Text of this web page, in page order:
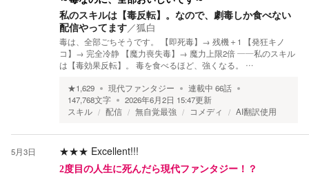
私のスキルは【毒反転】。なので、劇毒しか食べない
配信やってます／狐白
毒は、全部ごちそうです。 【即死毒】→ 残機＋1 【発狂キノ
コ】→ 完全冷静 【魔力喪失毒】→ 魔力上限2倍 ——私のスキル
は【毒効果反転】。 毒を食べるほど、強くなる。 …
★1,629 現代ファンタジー 連載中 66話
147,768文字 2026年6月2日 15:47更新
スキル
配信 無自覚最強 コメディ AI翻訳使用
5月3日 ★★★ Excellent!!!
2度目の人生に死んだら現代ファンタジー！？